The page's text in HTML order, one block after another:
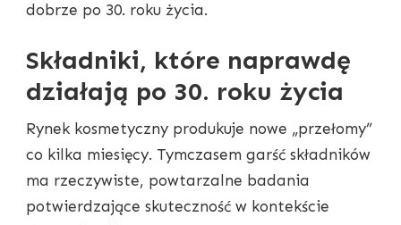
dobrze po 30. roku życia.
Składniki, które naprawdę
działają po 30. roku życia
Rynek kosmetyczny produkuje nowe „przełomy”
co kilka miesięcy. Tymczasem garść składników
ma rzeczywiste, powtarzalne badania
potwierdzające skuteczność w kontekście